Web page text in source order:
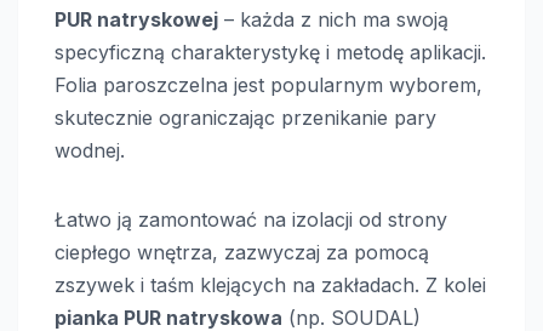
PUR natryskowej – każda z nich ma swoją
specyficzną charakterystykę i metodę aplikacji.
Folia paroszczelna jest popularnym wyborem,
skutecznie ograniczając przenikanie pary
wodnej.
Łatwo ją zamontować na izolacji od strony
ciepłego wnętrza, zazwyczaj za pomocą
zszywek i taśm klejących na zakładach. Z kolei
pianka PUR natryskowa (np. SOUDAL)